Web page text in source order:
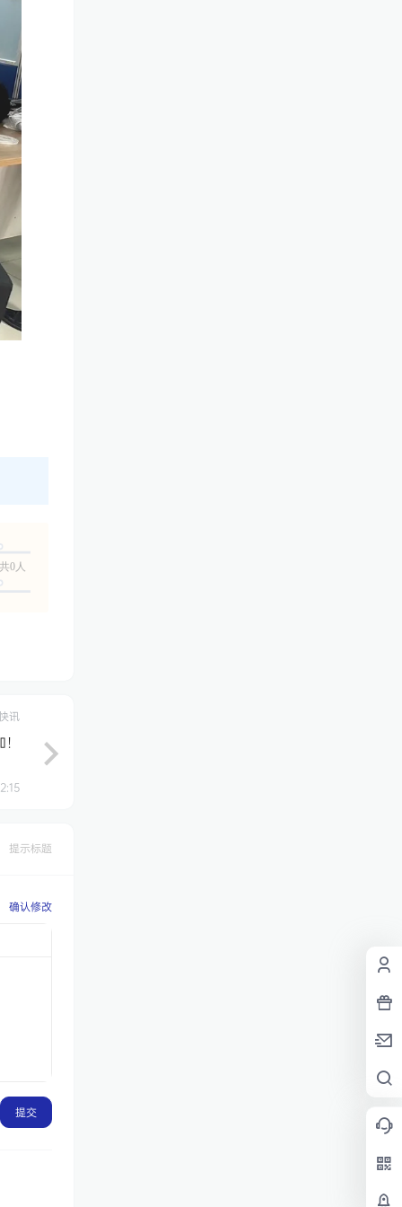
共0人
讯
提示标题
确认修改
提交